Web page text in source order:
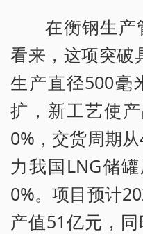
在衡钢生产
看来，这项突破
生产直径500毫
扩，新工艺使
0%，交货周期
力我国LNG储
0%。项目预计
产值51亿元，